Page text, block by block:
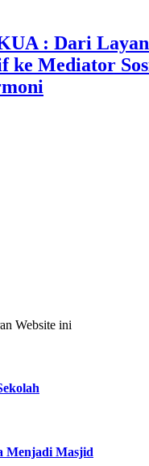
: Dari
ke Mediator
Website ini
Menjadi Masjid